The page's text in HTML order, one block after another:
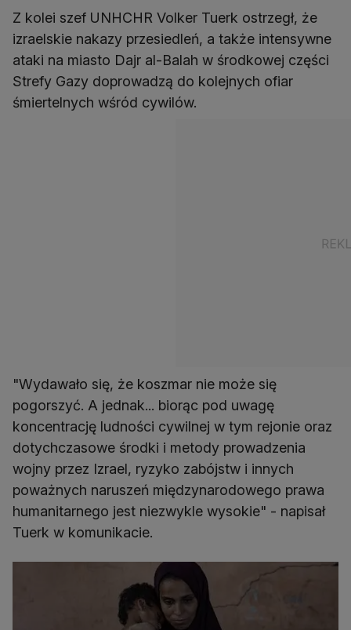
Z kolei szef UNHCHR Volker Tuerk ostrzegł, że
izraelskie nakazy przesiedleń, a także intensywne
ataki na miasto Dajr al-Balah w środkowej części
Strefy Gazy doprowadzą do kolejnych ofiar
śmiertelnych wśród cywilów.
"Wydawało się, że koszmar nie może się
pogorszyć. A jednak... biorąc pod uwagę
koncentrację ludności cywilnej w tym rejonie oraz
dotychczasowe środki i metody prowadzenia
wojny przez Izrael, ryzyko zabójstw i innych
poważnych naruszeń międzynarodowego prawa
humanitarnego jest niezwykle wysokie" - napisał
Tuerk w komunikacie.